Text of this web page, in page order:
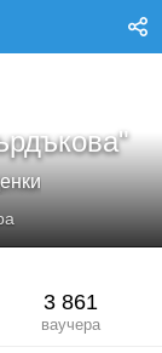
3 861
ваучера